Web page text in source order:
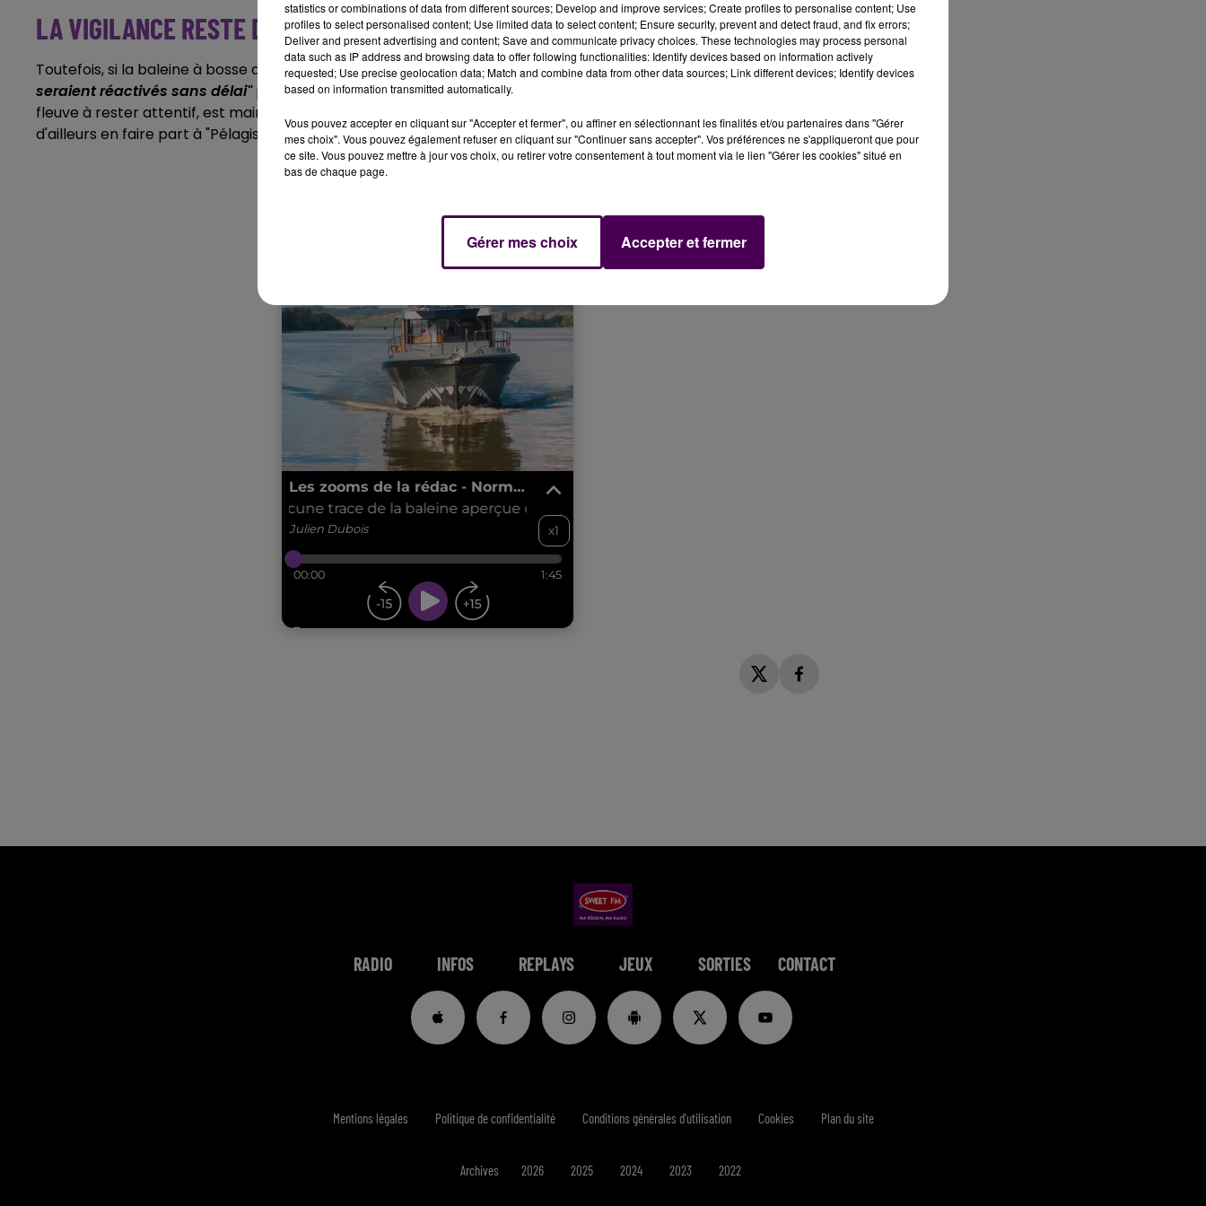
LA VIGILANCE RESTE DE MISE
Toutefois, si la baleine à bosse devait se manifester de nouveau,"l'ensemble des moyens de surveillance
seraient réactivés sans délai"précisent les services de l'Etat. Un avis à la navigation, invitant les usagers du
fleuve à rester attentif, est maintenu jusqu'à la fin de la semaine. Toute personne repérant un cétacé peut
d'ailleurs en faire part à "Pélagis", l'observatoire des mammifères et oiseaux marins.
RADIO INFOS REPLAYS JEUX SORTIES CONTACT
Mentions légales Politique de confidentialité Conditions générales d'utilisation Cookies Plan du site
Archives 2026 2025 2024 2023 2022
statistics or combinations of data from different sources; Develop and improve services; Create profiles to personalise content; Use
profiles to select personalised content; Use limited data to select content; Ensure security, prevent and detect fraud, and fix errors;
Deliver and present advertising and content; Save and communicate privacy choices. These technologies may process personal
data such as IP address and browsing data to offer following functionalities: Identify devices based on information actively
requested; Use precise geolocation data; Match and combine data from other data sources; Link different devices; Identify devices
based on information transmitted automatically.
Vous pouvez accepter en cliquant sur "Accepter et fermer", ou affiner en sélectionnant les finalités et/ou partenaires dans "Gérer
mes choix". Vous pouvez également refuser en cliquant sur "Continuer sans accepter". Vos préférences ne s'appliqueront que pour
ce site. Vous pouvez mettre à jour vos choix, ou retirer votre consentement à tout moment via le lien "Gérer les cookies" situé en
bas de chaque page.
Gérer mes choix Accepter et fermer